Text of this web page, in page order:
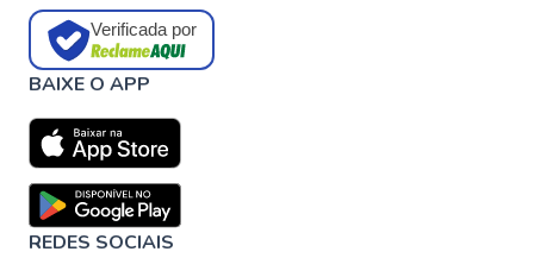
Verificada por
BAIXE O APP
REDES SOCIAIS